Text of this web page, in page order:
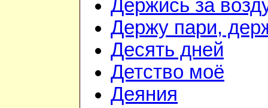
Держись за
Держу пари,
Десять дней
Детство моё
Деяния